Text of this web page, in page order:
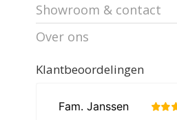
Showroom & contact
Over ons
Klantbeoordelingen